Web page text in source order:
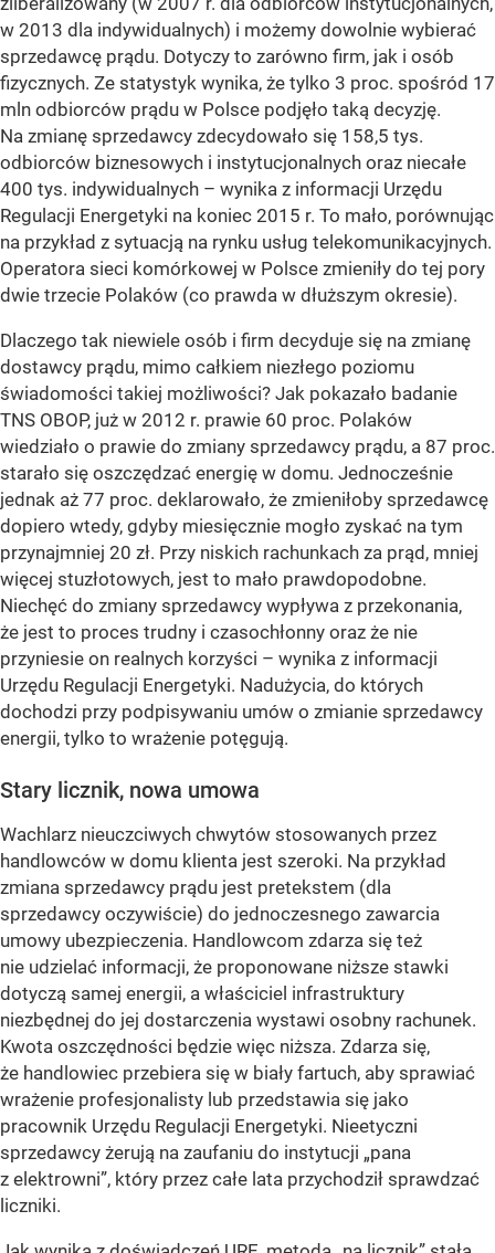
w 2013 dla indywidualnych) i możemy dowolnie wybierać
sprzedawcę prądu. Dotyczy to zarówno firm, jak i osób
fizycznych. Ze statystyk wynika, że tylko 3 proc. spośród 17
mln odbiorców prądu w Polsce podjęło taką decyzję.
Na zmianę sprzedawcy zdecydowało się 158,5 tys.
odbiorców biznesowych i instytucjonalnych oraz niecałe
400 tys. indywidualnych – wynika z informacji Urzędu
Regulacji Energetyki na koniec 2015 r. To mało, porównując
na przykład z sytuacją na rynku usług telekomunikacyjnych.
Operatora sieci komórkowej w Polsce zmieniły do tej pory
dwie trzecie Polaków (co prawda w dłuższym okresie).
Dlaczego tak niewiele osób i firm decyduje się na zmianę
dostawcy prądu, mimo całkiem niezłego poziomu
świadomości takiej możliwości? Jak pokazało badanie
TNS OBOP, już w 2012 r. prawie 60 proc. Polaków
wiedziało o prawie do zmiany sprzedawcy prądu, a 87 proc.
starało się oszczędzać energię w domu. Jednocześnie
jednak aż 77 proc. deklarowało, że zmieniłoby sprzedawcę
dopiero wtedy, gdyby miesięcznie mogło zyskać na tym
przynajmniej 20 zł. Przy niskich rachunkach za prąd, mniej
więcej stuzłotowych, jest to mało prawdopodobne.
Niechęć do zmiany sprzedawcy wypływa z przekonania,
że jest to proces trudny i czasochłonny oraz że nie
przyniesie on realnych korzyści – wynika z informacji
Urzędu Regulacji Energetyki. Nadużycia, do których
dochodzi przy podpisywaniu umów o zmianie sprzedawcy
energii, tylko to wrażenie potęgują.
Stary licznik, nowa umowa
Wachlarz nieuczciwych chwytów stosowanych przez
handlowców w domu klienta jest szeroki. Na przykład
zmiana sprzedawcy prądu jest pretekstem (dla
sprzedawcy oczywiście) do jednoczesnego zawarcia
umowy ubezpieczenia. Handlowcom zdarza się też
nie udzielać informacji, że proponowane niższe stawki
dotyczą samej energii, a właściciel infrastruktury
niezbędnej do jej dostarczenia wystawi osobny rachunek.
Kwota oszczędności będzie więc niższa. Zdarza się,
że handlowiec przebiera się w biały fartuch, aby sprawiać
wrażenie profesjonalisty lub przedstawia się jako
pracownik Urzędu Regulacji Energetyki. Nieetyczni
sprzedawcy żerują na zaufaniu do instytucji „pana
z elektrowni”, który przez całe lata przychodził sprawdzać
liczniki.